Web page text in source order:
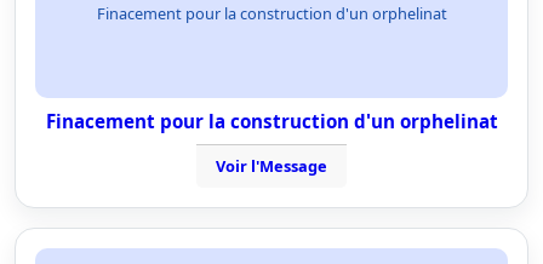
Finacement pour la construction d'un orphelinat
Finacement pour la construction d'un orphelinat
Voir l'Message